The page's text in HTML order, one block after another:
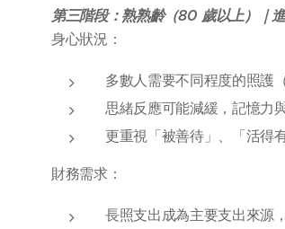
第三階段：熟熟齡（80 歲以上）｜
身心狀況：
多數人需要不同程度的照護
思緒反應可能減緩，記憶力
更重視「被善待」、「活得
財務需求：
長照支出成為主要支出來源